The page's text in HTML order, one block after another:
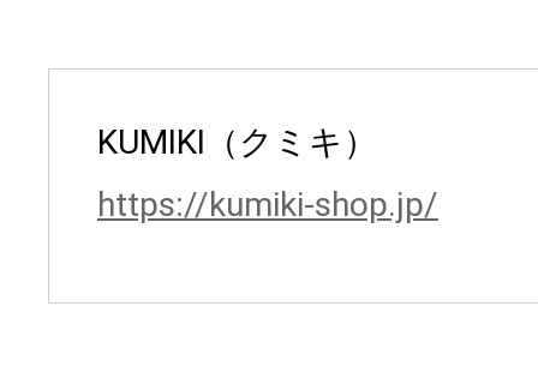
KUMIKI（クミキ）
https://kumiki-shop.jp/